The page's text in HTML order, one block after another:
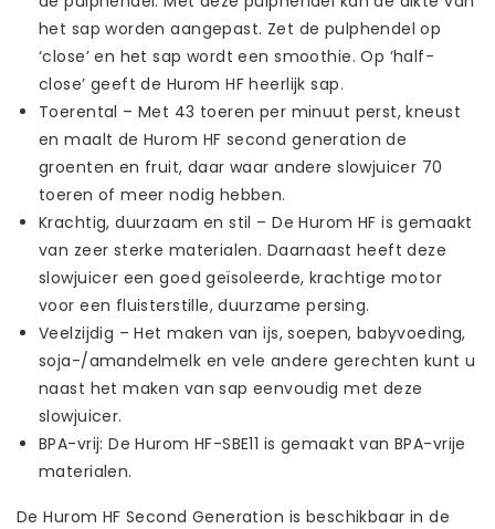
het sap worden aangepast. Zet de pulphendel op
‘close’ en het sap wordt een smoothie. Op ‘half-
close’ geeft de Hurom HF heerlijk sap.
Toerental – Met 43 toeren per minuut perst, kneust
en maalt de Hurom HF second generation de
groenten en fruit, daar waar andere slowjuicer 70
toeren of meer nodig hebben.
Krachtig, duurzaam en stil – De Hurom HF is gemaakt
van zeer sterke materialen. Daarnaast heeft deze
slowjuicer een goed geïsoleerde, krachtige motor
voor een fluisterstille, duurzame persing.
Veelzijdig – Het maken van ijs, soepen, babyvoeding,
soja-/amandelmelk en vele andere gerechten kunt u
naast het maken van sap eenvoudig met deze
slowjuicer.
BPA-vrij: De Hurom HF-SBE11 is gemaakt van BPA-vrije
materialen.
De Hurom HF Second Generation is beschikbaar in de